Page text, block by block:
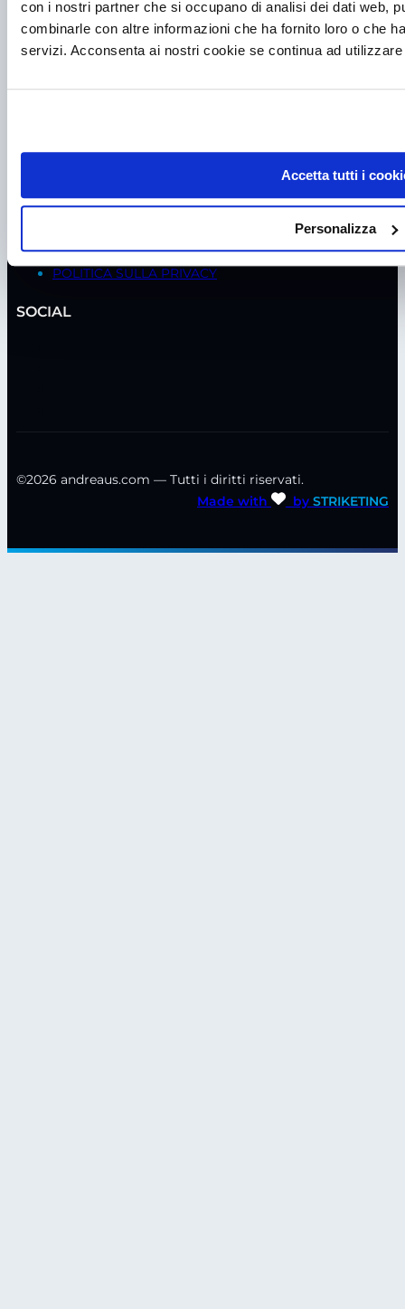
con i nostri partner che si occupano di analisi dei dati web,
combinarle con altre informazioni che ha fornito loro o che
servizi. Acconsenta ai nostri cookie se continua ad
Accetta tutti i
Personalizza
ASSISTENZA
MANUTENZIONE CAPPE BIOLOGICHE
MANUTENZIONE FRIGORIFERI
SANIFICAZIONE
VERIFICA INCUBATORI CO2
POLITICA SULLA PRIVACY
SOCIAL
©2026 andreaus.com — Tutti i diritti riservati.
Made with
by STRIKETING